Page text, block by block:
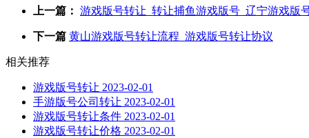
上一篇： 游戏版号转让_转让捕鱼游戏版号_辽宁游戏版
下一篇 黄山游戏版号转让流程_游戏版号转让协议
相关推荐
游戏版号转让 2023-02-01
手游版号公司转让 2023-02-01
游戏版号转让条件 2023-02-01
游戏版号转让价格 2023-02-01